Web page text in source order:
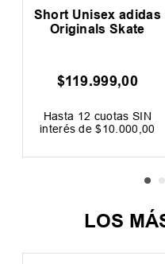
Originals Skate
119. 999, 00